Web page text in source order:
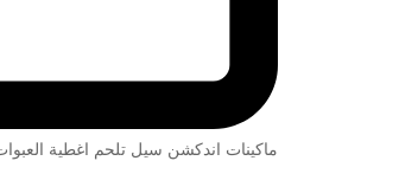
ماكينات اندكشن سيل تلحم اغطية العبوات